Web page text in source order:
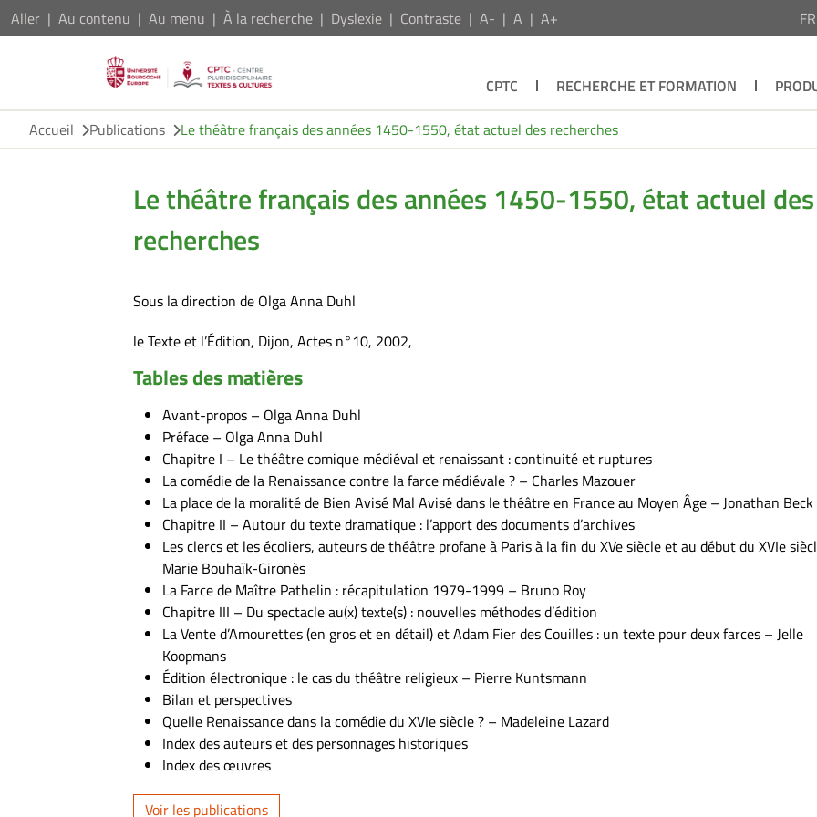
Aller Au contenu Au menu À la recherche Dyslexie Contraste A- A A+
CPTC RECHERCHE ET FORMATION
Accueil
Publications Le théâtre français des années 1450-1550, état actuel des recherches
Le théâtre français des années 1450-1550, état actuel des
recherches
Sous la direction de Olga Anna Duhl
le Texte et l’Édition, Dijon, Actes n°10, 2002,
Tables des matières
Avant-propos – Olga Anna Duhl
Préface – Olga Anna Duhl
Chapitre I – Le théâtre comique médiéval et renaissant : continuité et ruptures
La comédie de la Renaissance contre la farce médiévale ? – Charles Mazouer
La place de la moralité de Bien Avisé Mal Avisé dans le théâtre en France au Moyen Âge – Jonathan Beck
Chapitre II – Autour du texte dramatique : l’apport des documents d’archives
Les clercs et les écoliers, auteurs de théâtre profane à Paris à la fin du XVe siècle et au début du XVIe
Marie Bouhaïk-Gironès
La Farce de Maître Pathelin : récapitulation 1979-1999 – Bruno Roy
Chapitre III – Du spectacle au(x) texte(s) : nouvelles méthodes d’édition
La Vente d’Amourettes (en gros et en détail) et Adam Fier des Couilles : un texte pour deux farces – Jelle
Koopmans
Édition électronique : le cas du théâtre religieux – Pierre Kuntsmann
Bilan et perspectives
Quelle Renaissance dans la comédie du XVIe siècle ? – Madeleine Lazard
Index des auteurs et des personnages historiques
Index des œuvres
Voir les publications